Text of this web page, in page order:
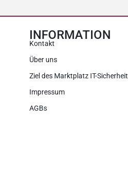
INFORMATION
Kontakt
Über uns
Ziel des Marktplatz IT-Sicherheit
Impressum
AGBs